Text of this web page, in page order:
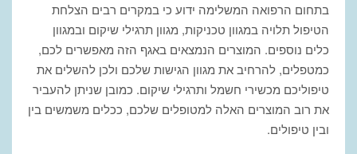
בתחום הרפואה המשלימה ידוע כי במקרים רבים הצלחת
הטיפול תלויה במגוון טכניקות, מגוון תרגילי שיקום ובמגוון
כלים נוספים. המוצרים הנמצאים באגף הזה מאפשרים לכם,
כמטפלים, להרחיב את מגוון הגישות שלכם ולכן להשלים את
טיפוליכם מכשירי חשמל ותרגילי שיקום. כמובן שניתן להעביר
את רוב המוצרים האלה למטופלים שלכם, ככלים משמשים בין
ובין טיפולים.